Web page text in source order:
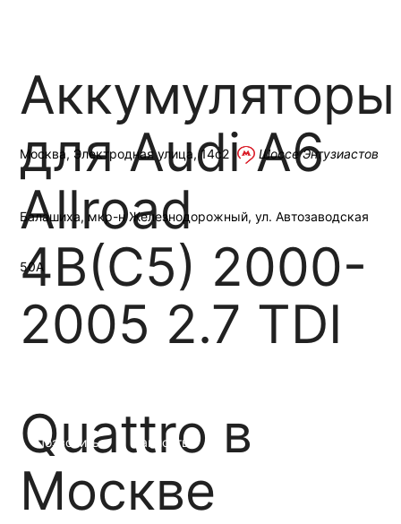
Москва, Электродная улица, 14с2 Шоссе Энтузиастов
Балашиха, мкр-н Железнодорожный, ул. Автозаводская
50А
+7 (495)445-02-35
Позвонить Написать
Аккумуляторы
для Audi A6
Allroad
4B(C5) 2000-
2005 2.7 TDI
Quattro в
Москве